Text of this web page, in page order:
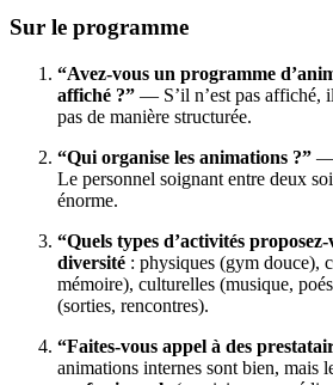
Sur le programme
“Avez-vous un programme
affiché ?” — S’il n’est pas affiché,
pas de manière structurée.
“Qui organise les animations ?” —
Le personnel soignant entre deux
énorme.
“Quels types d’activités proposez-
diversité : physiques (gym douce),
mémoire), culturelles (musique,
(sorties, rencontres).
“Faites-vous appel à des
animations internes sont bien, mais